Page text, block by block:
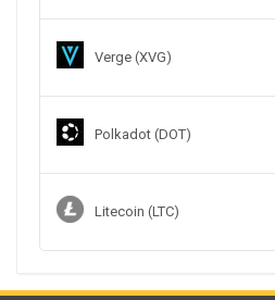
Verge (XVG)
Polkadot (DOT)
Litecoin (LTC)